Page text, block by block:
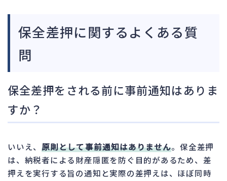
保全差押に関するよくある質
問
保全差押をされる前に事前通知はありま
すか？
いいえ、原則として事前通知はありません。保全差押
は、納税者による財産隠匿を防ぐ目的があるため、差
押えを実行する旨の通知と実際の差押えは、ほぼ同時